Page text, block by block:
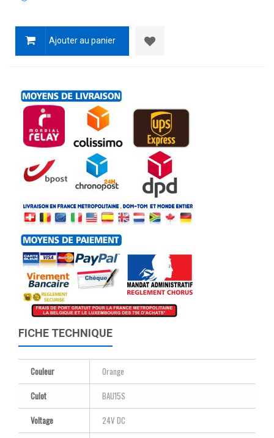
Ajouter au panier
FICHE TECHNIQUE
Couleur
Orange
Culot
BAU15S
Voltage
24V DC